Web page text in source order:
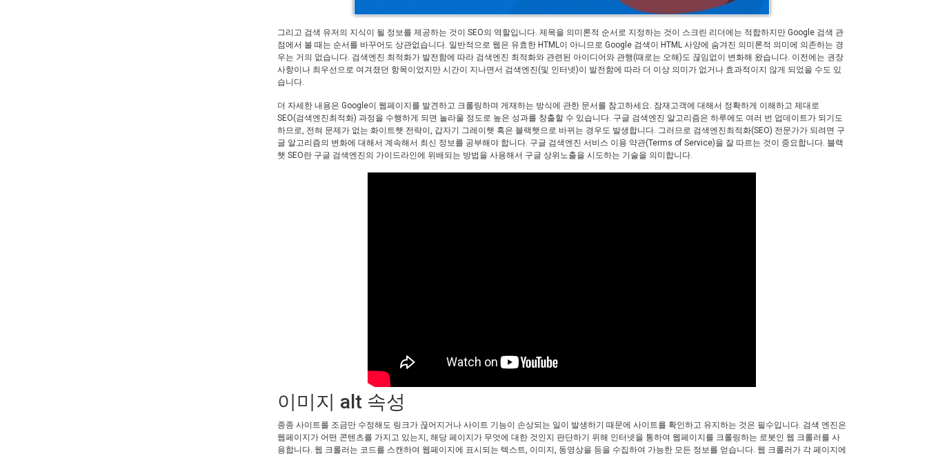
그리고 검색 유저의 지식이 될 정보를 제공하는 것이 SEO의 역할입니다. 제목을 의미론적 순서로 지정하는 것이 스크린 리더에는 적합하지만 Google 검색 관
점에서 볼 때는 순서를 바꾸어도 상관없습니다. 일반적으로 웹은 유효한 HTML이 아니므로 Google 검색이 HTML 사양에 숨겨진 의미론적 의미에 의존하는 경
우는 거의 없습니다. 검색엔진 최적화가 발전함에 따라 검색엔진 최적화와 관련된 아이디어와 관행(때로는 오해)도 끊임없이 변화해 왔습니다. 이전에는 권장
사항이나 최우선으로 여겨졌던 항목이었지만 시간이 지나면서 검색엔진(및 인터넷)이 발전함에 따라 더 이상 의미가 없거나 효과적이지 않게 되었을 수도 있
습니다.
더 자세한 내용은 Google이 웹페이지를 발견하고 크롤링하며 게재하는 방식에 관한 문서를 참고하세요. 잠재고객에 대해서 정확하게 이해하고 제대로
SEO(검색엔진최적화) 과정을 수행하게 되면 놀라울 정도로 높은 성과를 창출할 수 있습니다. 구글 검색엔진 알고리즘은 하루에도 여러 번 업데이트가 되기도
하므로, 전혀 문제가 없는 화이트햇 전략이, 갑자기 그레이햇 혹은 블랙햇으로 바뀌는 경우도 발생합니다. 그러므로 검색엔진최적화(SEO) 전문가가 되려면 구
글 알고리즘의 변화에 대해서 계속해서 최신 정보를 공부해야 합니다. 구글 검색엔진 서비스 이용 약관(Terms of Service)을 잘 따르는 것이 중요합니다. 블랙
햇 SEO란 구글 검색엔진의 가이드라인에 위배되는 방법을 사용해서 구글 상위노출을 시도하는 기술을 의미합니다.
이미지 alt 속성
종종 사이트를 조금만 수정해도 링크가 끊어지거나 사이트 기능이 손상되는 일이 발생하기 때문에 사이트를 확인하고 유지하는 것은 필수입니다. 검색 엔진은
웹페이지가 어떤 콘텐츠를 가지고 있는지, 해당 페이지가 무엇에 대한 것인지 판단하기 위해 인터넷을 통하여 웹페이지를 크롤링하는 로봇인 웹 크롤러를 사
용합니다. 웹 크롤러는 코드를 스캔하여 웹페이지에 표시되는 텍스트, 이미지, 동영상을 등을 수집하여 가능한 모든 정보를 얻습니다. 웹 크롤러가 각 페이지에